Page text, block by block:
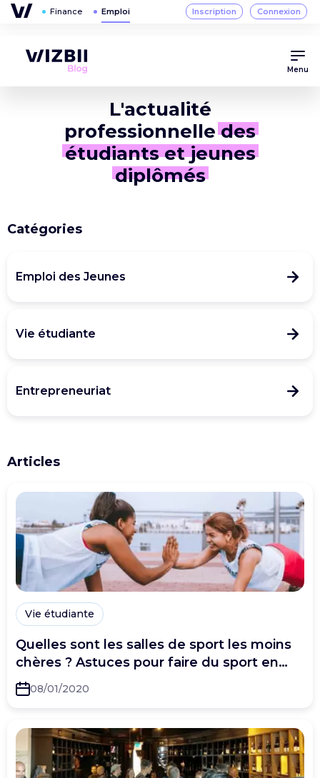
Menu
L'actualité
professionnelledes
étudiants et jeunes
diplômés
Catégories
Emploi des Jeunes
Vie étudiante
Entrepreneuriat
Articles
Vie étudiante
Quelles sont les salles de sport les moins
chères ? Astuces pour faire du sport en
dépensant moins !
08/01/2020